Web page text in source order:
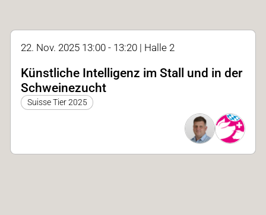
22. Nov. 2025 13:00 - 13:20 | Halle 2
Künstliche Intelligenz im Stall und in der
Schweinezucht
Suisse Tier 2025